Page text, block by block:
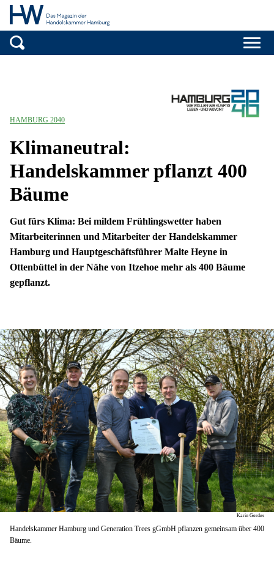
Handelskammer
HAMBURG 2040
Klimaneutral:
Handelskammer pflanzt 400
Bäume
Gut fürs Klima: Bei mildem Frühlingswetter haben
Mitarbeiterinnen und Mitarbeiter der Handelskammer
Hamburg und Hauptgeschäftsführer Malte Heyne in
Ottenbüttel in der Nähe von Itzehoe mehr als 400 Bäume
gepflanzt.
Karin Gerdes
Handelskammer Hamburg und Generation Trees gGmbH pflanzen gemeinsam über 400
Bäume.